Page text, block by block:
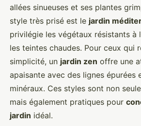
allées sinueuses et ses plantes
style très prisé est le jardin
privilégie les végétaux résistants à
les teintes chaudes. Pour ceux qui
simplicité, un jardin zen offre une
apaisante avec des lignes épurées
minéraux. Ces styles sont non
mais également pratiques pour
jardin idéal.